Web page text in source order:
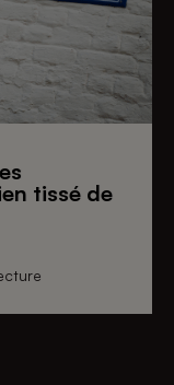
tissé de